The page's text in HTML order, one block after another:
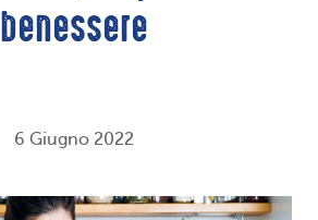
benessere
6 Giugno 2022